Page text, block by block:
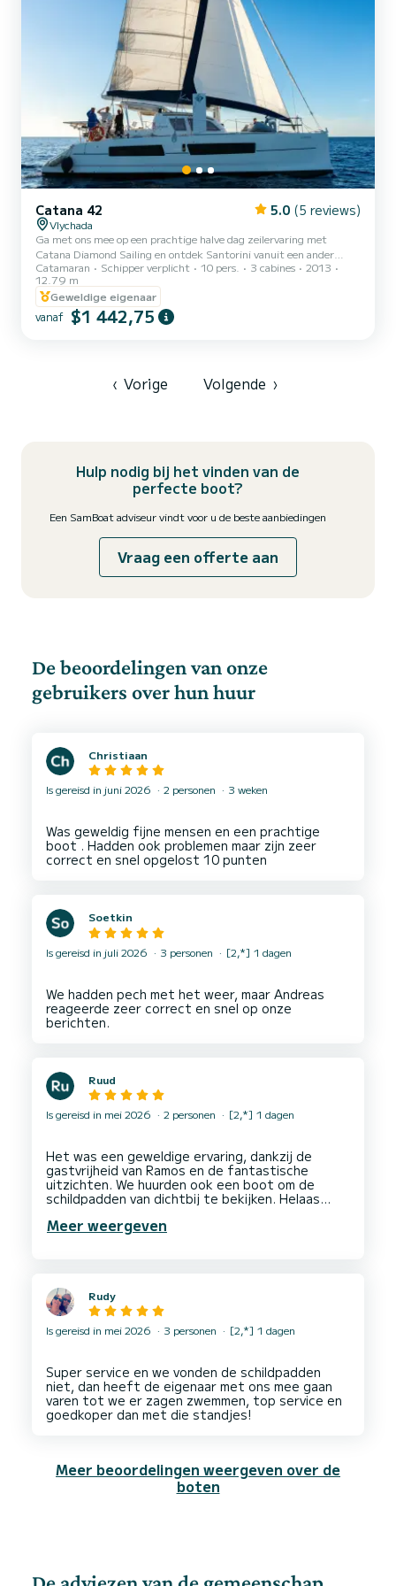
Catana 42 5.0 (5 reviews)
Vlychada
Ga met ons mee op een prachtige halve dag zeilervaring met
Catana Diamond Sailing en ontdek Santorini vanuit een ander
perspectief. Cruise langs de spectaculaire kustlijn van het eiland,
zwem in kristalhelder water en ontspan onder de Griekse zon aan
boord van een comfortabele en stijlvolle catamaran. Geniet van
heerlijk eten en drinken aan boord terwijl onze vriendelijke
bemanning voor elk detail zorgt. Halve dag charters zijn
Catamaran Schipper verplicht 10 pers. 3 cabines
2013
12.79 m
Geweldige eigenaar
vanaf $1 442,75
‹ Vorige Volgende ›
Hulp nodig bij het vinden van de
perfecte boot?
Een SamBoat adviseur vindt voor u de beste aanbiedingen
Vraag een offerte aan
De beoordelingen van onze
gebruikers over hun huur
Christiaan
Is gereisd in juni 2026 2 personen 3 weken
Was geweldig fijne mensen en een prachtige
boot . Hadden ook problemen maar zijn zeer
Soetkin
Is gereisd in juli 2026 3 personen [2,*] 1 dagen
We hadden pech met het weer, maar Andreas
reageerde zeer correct en snel op onze
Ruud
Is gereisd in mei 2026 2 personen [2,*] 1 dagen
Het was een geweldige ervaring, dankzij de
gastvrijheid van Ramos en de fantastische
uitzichten. We huurden ook een boot om de
schildpadden van dichtbij te bekijken. Helaas
stapte Ramos aan boord en deed er alles aan om
Meer weergeven
Rudy
Is gereisd in mei 2026 3 personen [2,*] 1 dagen
Super service en we vonden de schildpadden
niet, dan heeft de eigenaar met ons mee gaan
varen tot we er zagen zwemmen, top service en
Meer beoordelingen weergeven over de
boten